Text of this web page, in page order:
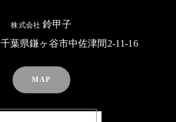
株式会社 鈴甲子
千葉県鎌ヶ谷市中佐津間2-11-16
MAP